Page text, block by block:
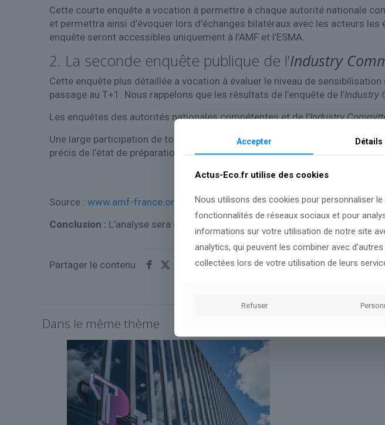
Cette courte enquête a vocation à permettre à chaque autorité nationale
et permettra ainsi d’évoquer lors d’échanges bilatéraux avec les acteurs
enquête seront accessibles uniquement à l’AMF et l’ESMA.
2. La seconde enquête publique de l’Industry
Cette enquête plus détaillée a vocation à évaluer le niveau de
passage au T+1. Nous rappelons que les résultats de l’enquête de l’Industry
Les enquêtes des autorités nationales compétentes et de l’Industry
Une large participation de tous les secteurs financiers et des États
précis de l’état de préparation et identifier les domaines nécessitant une
Source : www.amf-france.org
Conclusion : L’analyse sera enrichie dès que de nouvelles données seront
Partager le contenu
Dans le même thème
Accepter Détails
Actus-Eco.fr utilise des cookies
Nous utilisons des cookies pour personnaliser
fonctionnalités de réseaux sociaux et pour
informations sur votre utilisation de notre site
analytics, qui peuvent les combiner avec
collectées lors de votre utilisation de leurs
Refuser